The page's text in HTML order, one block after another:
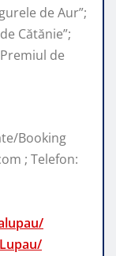
de Aur”;
Cătănie”;
de
Booking
; Telefon: